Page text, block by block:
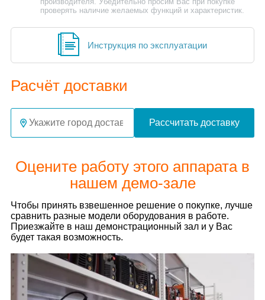
проверять наличие желаемых функций и характеристик.
Инструкция по эксплуатации
Расчёт доставки
Рассчитать доставку
Оцените работу этого аппарата в
нашем демо-зале
Чтобы принять взвешенное решение о покупке, лучше
сравнить разные модели оборудования в работе.
Приезжайте в наш демонстрационный зал и у Вас
будет такая возможность.